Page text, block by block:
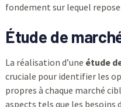
fondement sur lequel
Étude de
La réalisation d’une étude
cruciale pour identifier les
propres à chaque marché
aspects tels que les besoins